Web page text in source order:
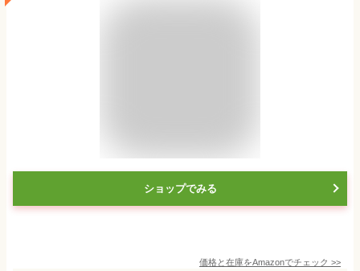
ショップでみる
価格と在庫をAmazonでチェック >>